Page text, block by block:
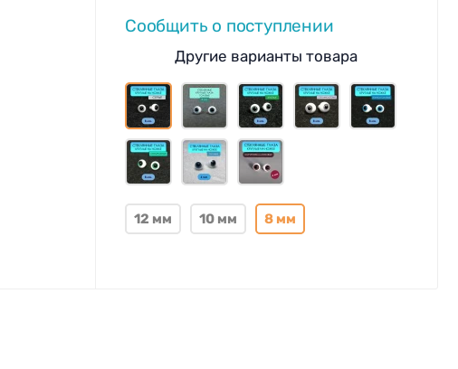
Сообщить о поступлении
Другие варианты товара
12 мм 10 мм 8 мм